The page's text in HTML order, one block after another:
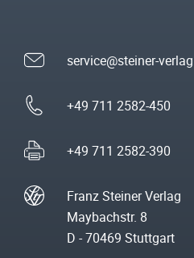
service@steiner-
+49 711 2582-450
+49 711 2582-390
Franz Steiner Verlag
Maybachstr. 8
D - 70469 Stuttgart